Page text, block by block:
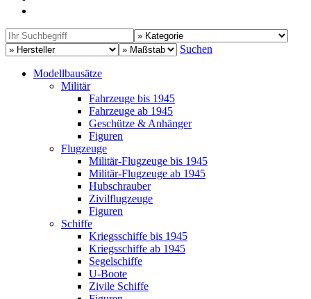
Suchen
Modellbausätze
Militär
Fahrzeuge bis 1945
Fahrzeuge ab 1945
Geschütze & Anhänger
Figuren
Flugzeuge
Militär-Flugzeuge bis 1945
Militär-Flugzeuge ab 1945
Hubschrauber
Zivilflugzeuge
Figuren
Schiffe
Kriegsschiffe bis 1945
Kriegsschiffe ab 1945
Segelschiffe
U-Boote
Zivile Schiffe